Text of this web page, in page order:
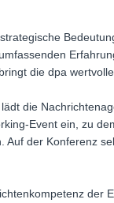
die dpa
die
Event ein, zu
Auf der Konferenz
der